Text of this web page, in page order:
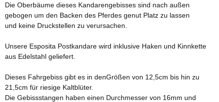
Die Oberbäume dieses Kandarengebisses sind nach außen
gebogen um den Backen des Pferdes genut Platz zu lassen
und keine Druckstellen zu verursachen.
Unsere Esposita Postkandare wird inklusive Haken und Kinnkette
aus Edelstahl geliefert.
Dieses Fahrgebiss gibt es in denGrößen von 12,5cm bis hin zu
21,5cm für riesige Kaltblüter.
Die Gebissstangen haben einen Durchmesser von 16mm und